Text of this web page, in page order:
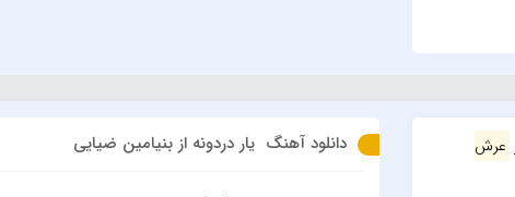
عرش
دانلود آهنگ ‌ یار دردونه از بنیامین ضیایی